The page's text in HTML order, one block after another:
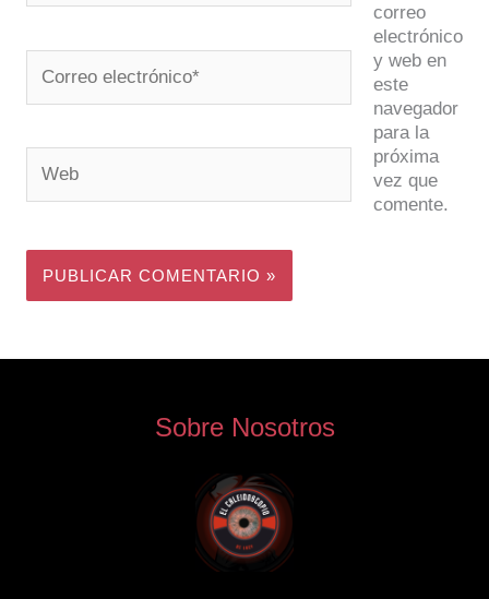
electrónico*
correo
electrónico
y web en
este
navegador
para la
próxima
vez que
comente.
Sobre Nosotros